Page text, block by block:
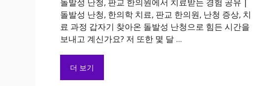
돌발성 난청, 한의학 치료, 판교 한의원, 난청 증상, 치
료 과정 갑자기 찾아온 돌발성 난청으로 힘든 시간을
보내고 계신가요? 저 또한 몇 달 ...
더 보기